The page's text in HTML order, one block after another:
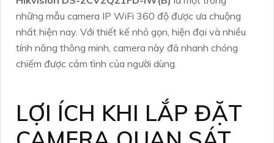
những mẫu camera IP WiFi 360 độ được ưa chuộng
nhất hiện nay. Với thiết kế nhỏ gọn, hiện đại và nhiều
tính năng thông minh, camera này đã nhanh chóng
chiếm được cảm tình của người dùng.
LỢI ÍCH KHI LẮP ĐẶT